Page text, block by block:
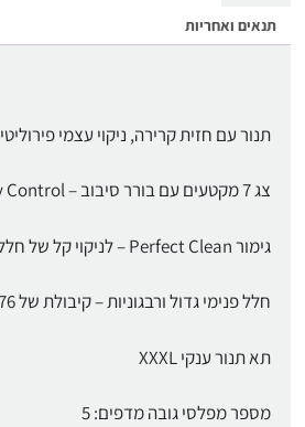
תנאים ואחריות
תנור עם חזית קרירה, ניקוי עצמי פירוליטי
צג 7 מקטעים עם בורר סיבוב – Easy Control
גימור Perfect Clean – לניקוי קל של חלל התנור
חלל פנימי גדול ורבגוניות – קיבולת של 76 ליטר
תא תנור ענקי XXXL
מספר מפלסי גובה מדפים: 5